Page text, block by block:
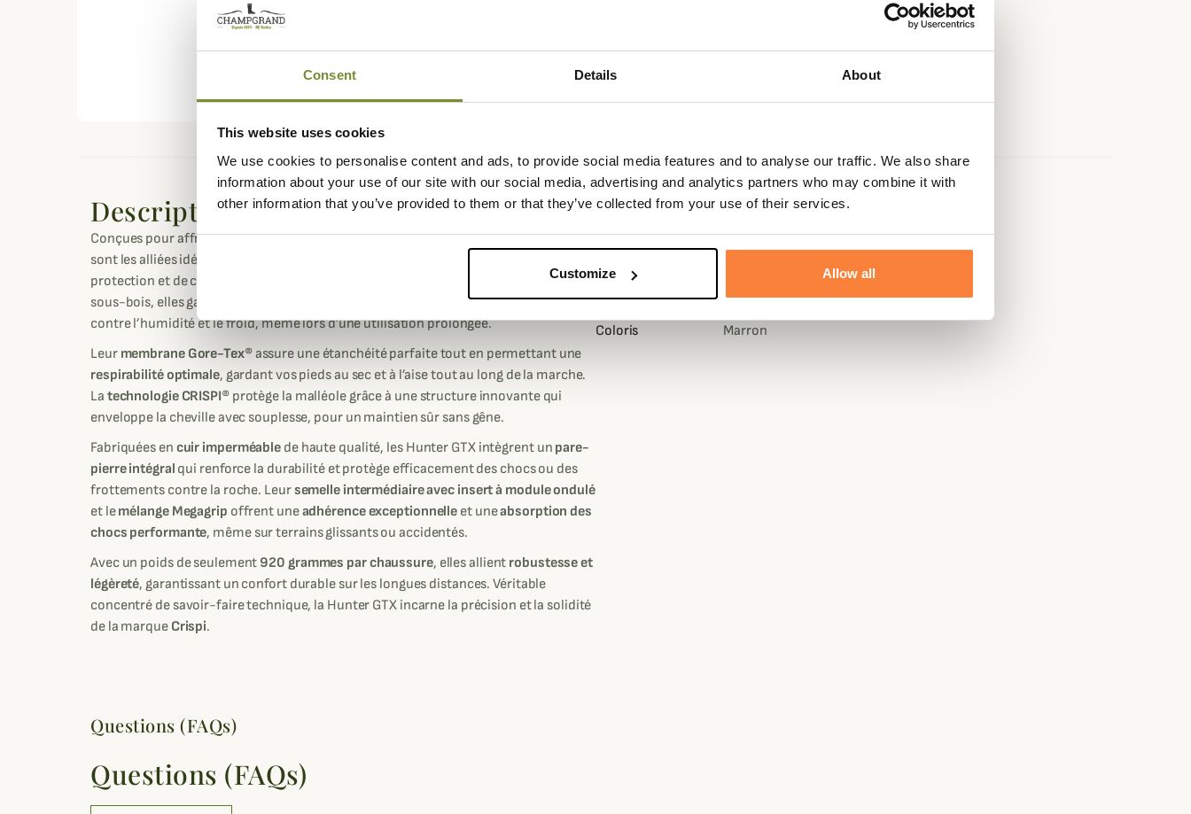
Consent Details About
This website uses cookies
We use cookies to personalise content and ads, to provide social media features and to analyse our traffic. We also share
information about your use of our site with our social media, advertising and analytics partners who may combine it with
other information that you’ve provided to them or that they’ve collected from your use of their services.
Customize Allow all
Description
Conçues pour affronter les conditions les plus exigeantes, lesHunter GTX de Crispi
sont les alliées idéales des chasseurs et randonneurs en quête de fiabilité, de
protection et de confort. Adaptées aux terrains montagneux, aux plateaux ou aux
sous-bois, elles garantissent une
et une isolation efficace
contre l’humidité et le froid, même lors d’une utilisation prolongée.
Leur membrane Gore-Tex®assure une étanchéité parfaite tout en permettant une
respirabilité optimale, gardant vos pieds au sec et à l’aise tout au long de la marche.
La technologie CRISPI®protège la malléole grâce à une structure innovante qui
enveloppe la cheville avec souplesse, pour un maintien sûr sans gêne.
Fabriquées en cuir imperméable de haute qualité, les Hunter GTX intègrent un pare-
pierre intégral qui renforce la durabilité et protège efficacement des chocs ou des
frottements contre la roche. Leursemelle intermédiaire avec insert à module ondulé
et lemélange Megagrip offrent uneadhérence exceptionnelle et uneabsorption des
chocs performante, même sur terrains glissants ou accidentés.
Avec un poids de seulement 920 grammes par chaussure, elles allient robustesse et
légèreté, garantissant un confort durable sur les longues distances. Véritable
concentré de savoir-faire technique, la Hunter GTX incarne la précision et la solidité
de la marque Crispi.
Fiche technique
Hauteur de Tige
24
Membrane GORE-TEX
Coloris Marron
Questions (FAQs)
Questions (FAQs)